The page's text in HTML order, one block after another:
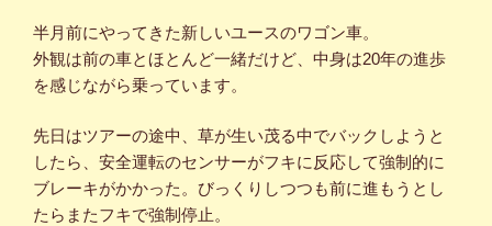
半月前にやってきた新しいユースのワゴン車。
外観は前の車とほとんど一緒だけど、中身は20年の進歩
を感じながら乗っています。
先日はツアーの途中、草が生い茂る中でバックしようと
したら、安全運転のセンサーがフキに反応して強制的に
ブレーキがかかった。びっくりしつつも前に進もうとし
たらまたフキで強制停止。